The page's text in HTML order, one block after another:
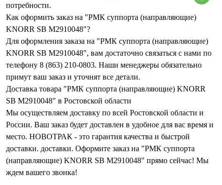
потребности.
Как оформить заказ на "РМК суппорта (направляющие)
KNORR SB M2910048"?
Для оформления заказа на "РМК суппорта (направляющие)
KNORR SB M2910048", вам достаточно связаться с нами по
телефону 8 (863) 210-0803. Наши менеджеры обязательно
примут ваш заказ и уточнят все детали.
Доставка товара "РМК суппорта (направляющие) KNORR
SB M2910048" в Ростовской области
Мы осуществляем доставку по всей Ростовской области и
России. Ваш заказ будет доставлен в удобное для вас время и
место. НОВОТРАК - это гарантия качества и быстрой
доставки. доставки. Оформите заказ на "РМК суппорта
(направляющие) KNORR SB M2910048" прямо сейчас! Мы
ждем вашего звонка!